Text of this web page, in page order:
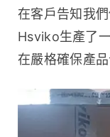
在客戶告知我
Hsviko生產了
在嚴格確保產